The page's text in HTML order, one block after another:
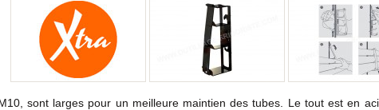
sont larges pour un meilleure maintien des tubes. Le tout est en